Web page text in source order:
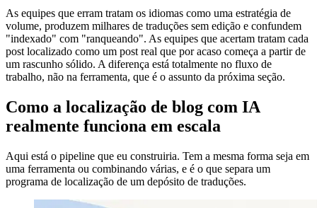
As equipes que erram tratam os idiomas como uma estratégia de
volume, produzem milhares de traduções sem edição e confundem
"indexado" com "ranqueando". As equipes que acertam tratam cada
post localizado como um post real que por acaso começa a partir de
um rascunho sólido. A diferença está totalmente no fluxo de
trabalho, não na ferramenta, que é o assunto da próxima seção.
Como a localização de blog com IA
realmente funciona em escala
Aqui está o pipeline que eu construiria. Tem a mesma forma seja em
uma ferramenta ou combinando várias, e é o que separa um
programa de localização de um depósito de traduções.